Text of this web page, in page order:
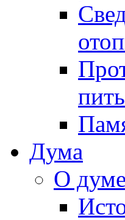
Дума
О думе